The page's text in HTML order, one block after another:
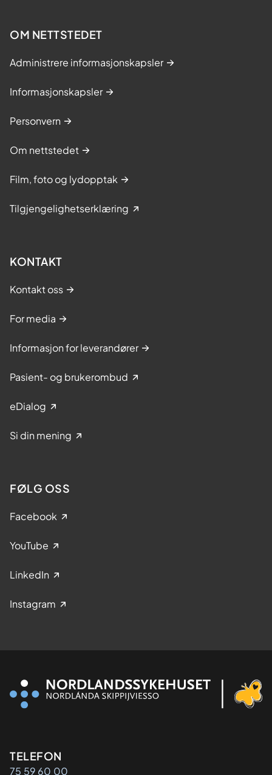
OM NETTSTEDET
Administrere informasjonskapsler
Informasjonskapsler
Personvern
Om nettstedet
Film, foto og lydopptak
Tilgjengelighetserklæring
KONTAKT
Kontakt oss
For media
Informasjon for leverandører
Pasient- og brukerombud
eDialog
Si din mening
FØLG OSS
Facebook
YouTube
LinkedIn
Instagram
Kontaktinformasjon
TELEFON
75 59 60 00